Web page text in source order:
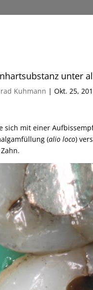
unter
Kuhmann |Okt. 25,
sich mit einer
(alio loco)